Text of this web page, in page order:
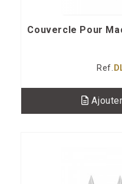
Couvercle Pour
Ref.